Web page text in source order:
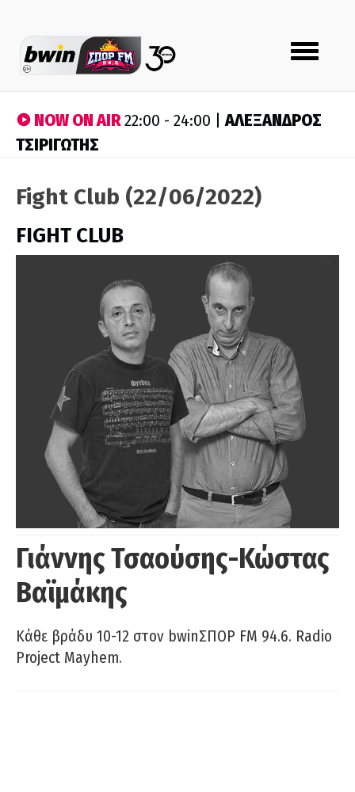
Toggle
navigation
NOW ON AIR22:00 - 24:00 |ΑΛΕΞΑΝΔΡΟΣ
ΤΣΙΡΙΓΩΤΗΣ
Fight Club (22/06/2022)
FIGHT CLUB
Γιάννης Τσαούσης-Κώστας
Βαϊμάκης
Κάθε βράδυ 10-12 στον bwinΣΠΟΡ FM 94.6. Radio
Project Mayhem.